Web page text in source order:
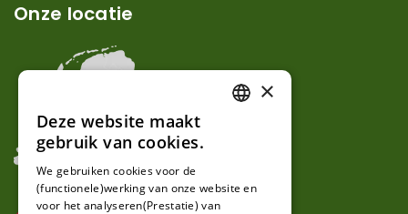
Onze locatie
GERMAN
×
Deze website maakt
gebruik van cookies.
We gebruiken cookies voor de
(functionele)werking van onze website en
voor het analyseren(Prestatie) van